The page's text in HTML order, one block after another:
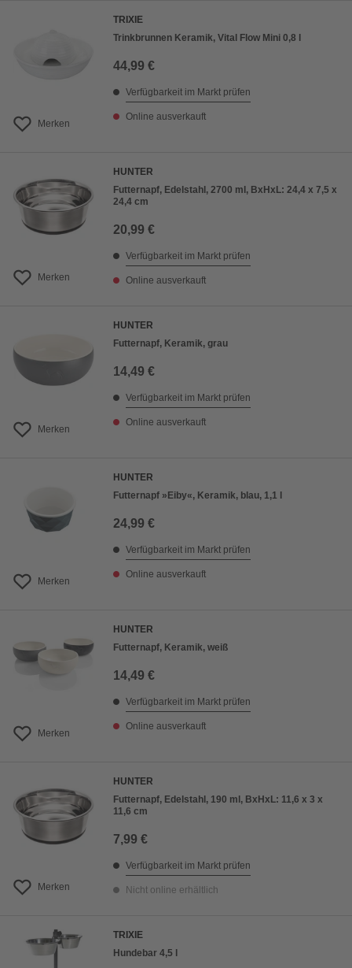
Merken
TRIXIE
Trinkbrunnen Keramik, Vital Flow Mini 0,8 l
44,99 €
Verfügbarkeit im Markt prüfen
Online ausverkauft
Merken
HUNTER
Futternapf, Edelstahl, 2700 ml, BxHxL: 24,4 x 7,5 x
24,4 cm
20,99 €
Verfügbarkeit im Markt prüfen
Online ausverkauft
Merken
HUNTER
Futternapf, Keramik, grau
14,49 €
Verfügbarkeit im Markt prüfen
Online ausverkauft
Merken
HUNTER
Futternapf »Eiby«, Keramik, blau, 1,1 l
24,99 €
Verfügbarkeit im Markt prüfen
Online ausverkauft
Merken
HUNTER
Futternapf, Keramik, weiß
14,49 €
Verfügbarkeit im Markt prüfen
Online ausverkauft
Merken
HUNTER
Futternapf, Edelstahl, 190 ml, BxHxL: 11,6 x 3 x
11,6 cm
7,99 €
Verfügbarkeit im Markt prüfen
Nicht online erhältlich
TRIXIE
Hundebar 4,5 l